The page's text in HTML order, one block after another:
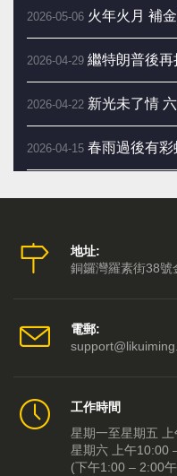
2026-05-06 火年火月 補
2026-04-29 繼特朗普後再
2026-04-22 新光未了情
2026-04-15 春雨過後有
向買不到票的
2026-03-18 二月二剃龍頭
2026-03-04 脫胎換骨入三
2026-02-25 《粵劇特朗普
地址:
銅鑼灣羅素街38號
電郵:
工作時間
星期一至星期五
星期六 上午10:00
(下午1:00 – 2:00